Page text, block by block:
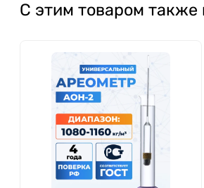
С этим товаром также